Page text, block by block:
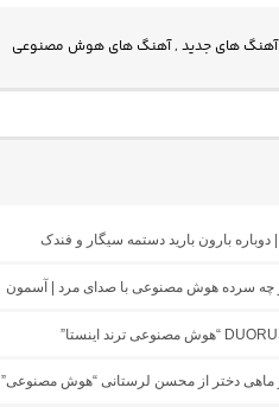
, آهنگ های جدید , آهنگ های هوش مصنوعی
دوباره بارون بارید دستمه سیگار و فندک
و چه سرده هوش مصنوعی با صدای مرد | آسمون
و ماهی دختر از محسن لرستانی “هوش مصنوعی”